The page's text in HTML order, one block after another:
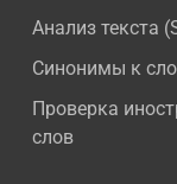
Анализ текста
Синонимы к
Проверка
слов